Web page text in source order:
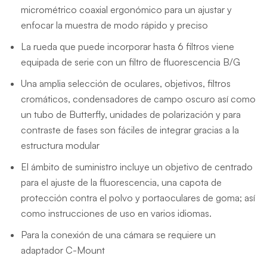
micrométrico coaxial ergonómico para un ajustar y
enfocar la muestra de modo rápido y preciso
La rueda que puede incorporar hasta 6 filtros viene
equipada de serie con un filtro de fluorescencia B/G
Una amplia selección de oculares, objetivos, filtros
cromáticos, condensadores de campo oscuro así como
un tubo de Butterfly, unidades de polarización y para
contraste de fases son fáciles de integrar gracias a la
estructura modular
El ámbito de suministro incluye un objetivo de centrado
para el ajuste de la fluorescencia, una capota de
protección contra el polvo y portaoculares de goma; así
como instrucciones de uso en varios idiomas.
Para la conexión de una cámara se requiere un
adaptador C-Mount